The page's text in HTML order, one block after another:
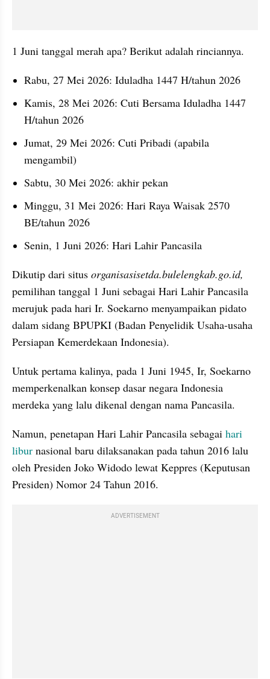
1 Juni tanggal merah apa? Berikut adalah rinciannya.
Rabu, 27 Mei 2026: Iduladha 1447 H/tahun 2026
Kamis, 28 Mei 2026: Cuti Bersama Iduladha 1447
H/tahun 2026
Jumat, 29 Mei 2026: Cuti Pribadi (apabila
mengambil)
Sabtu, 30 Mei 2026: akhir pekan
Minggu, 31 Mei 2026: Hari Raya Waisak 2570
BE/tahun 2026
Senin, 1 Juni 2026: Hari Lahir Pancasila
Dikutip dari situs organisasisetda.bulelengkab.go.id,
pemilihan tanggal 1 Juni sebagai Hari Lahir Pancasila
merujuk pada hari Ir. Soekarno menyampaikan pidato
dalam sidang BPUPKI (Badan Penyelidik Usaha-usaha
Persiapan Kemerdekaan Indonesia).
Untuk pertama kalinya, pada 1 Juni 1945, Ir, Soekarno
memperkenalkan konsep dasar negara Indonesia
merdeka yang lalu dikenal dengan nama Pancasila.
Namun, penetapan Hari Lahir Pancasila sebagai hari
libur nasional baru dilaksanakan pada tahun 2016 lalu
oleh Presiden Joko Widodo lewat Keppres (Keputusan
Presiden) Nomor 24 Tahun 2016.
ADVERTISEMENT